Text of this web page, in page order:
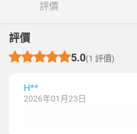
評價
評價
5.0(1 評價)
H**
2026年01月23日